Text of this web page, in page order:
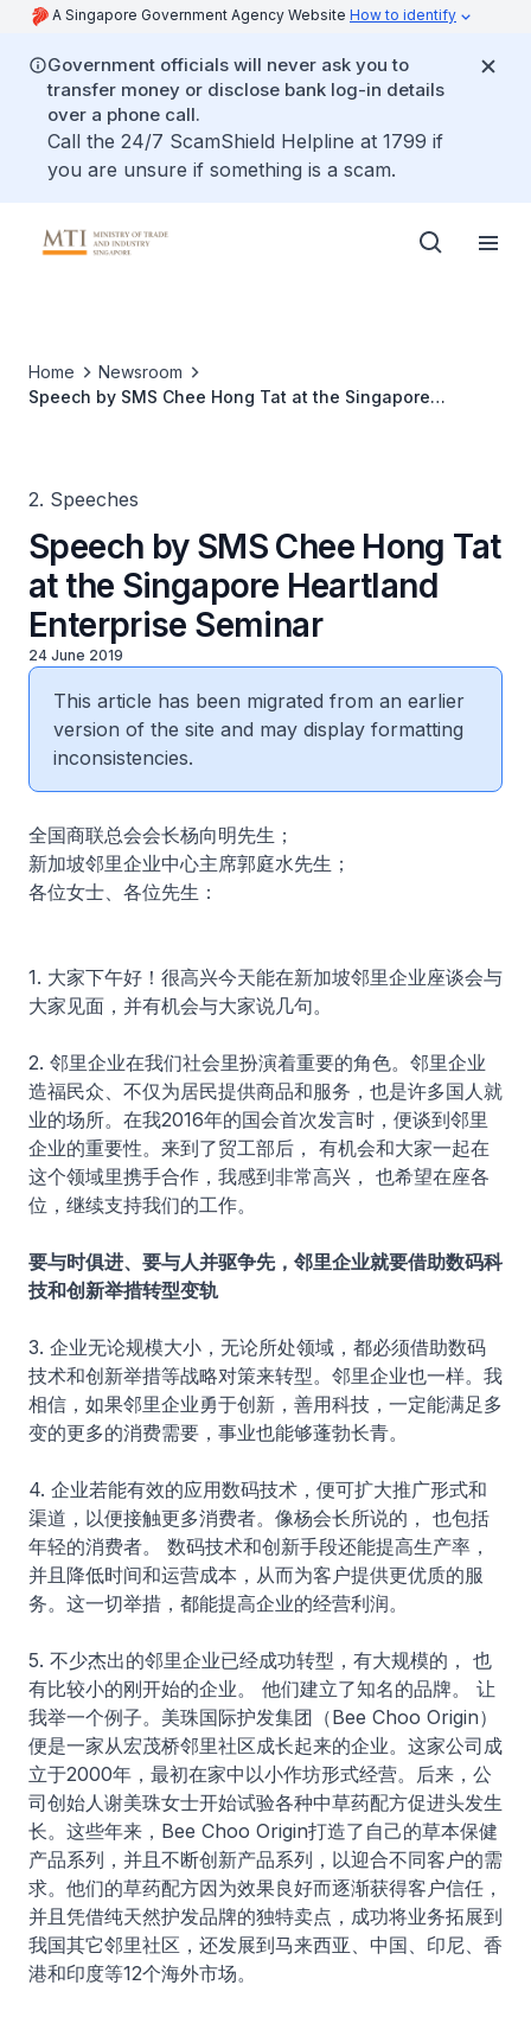
A Singapore Government Agency Website How to identify
Government officials will never ask you to
transfer money or disclose bank log-in details
over a phone call.
Call the 24/7 ScamShield Helpline at 1799 if
you are unsure if something is a scam.
Home
Newsroom
Speech by SMS Chee Hong Tat at the Singapore
2. Speeches
Speech by SMS Chee Hong Tat
at the Singapore Heartland
Enterprise Seminar
24 June 2019
This article has been migrated from an earlier
version of the site and may display formatting
inconsistencies.
全国商联总会会长杨向明先生；
新加坡邻里企业中心主席郭庭水先生；
各位女士、各位先生：
1. 大家下午好！很高兴今天能在新加坡邻里企业座谈会与
大家见面，并有机会与大家说几句。
2. 邻里企业在我们社会里扮演着重要的角色。邻里企业
造福民众、不仅为居民提供商品和服务，也是许多国人就
业的场所。在我2016年的国会首次发言时，便谈到邻里
企业的重要性。来到了贸工部后， 有机会和大家一起在
这个领域里携手合作，我感到非常高兴， 也希望在座各
位，继续支持我们的工作。
要与时俱进、要与人并驱争先，邻里企业就要借助数码科
技和创新举措转型变轨
3. 企业无论规模大小，无论所处领域，都必须借助数码
技术和创新举措等战略对策来转型。邻里企业也一样。我
相信，如果邻里企业勇于创新，善用科技，一定能满足多
变的更多的消费需要，事业也能够蓬勃长青。
4. 企业若能有效的应用数码技术，便可扩大推广形式和
渠道，以便接触更多消费者。像杨会长所说的， 也包括
年轻的消费者。 数码技术和创新手段还能提高生产率，
并且降低时间和运营成本，从而为客户提供更优质的服
务。这一切举措，都能提高企业的经营利润。
5. 不少杰出的邻里企业已经成功转型，有大规模的， 也
有比较小的刚开始的企业。 他们建立了知名的品牌。 让
我举一个例子。美珠国际护发集团（Bee Choo Origin）
便是一家从宏茂桥邻里社区成长起来的企业。这家公司成
立于2000年，最初在家中以小作坊形式经营。后来，公
司创始人谢美珠女士开始试验各种中草药配方促进头发生
长。这些年来，Bee Choo Origin打造了自己的草本保健
产品系列，并且不断创新产品系列，以迎合不同客户的需
求。他们的草药配方因为效果良好而逐渐获得客户信任，
并且凭借纯天然护发品牌的独特卖点，成功将业务拓展到
我国其它邻里社区，还发展到马来西亚、中国、印尼、香
港和印度等12个海外市场。